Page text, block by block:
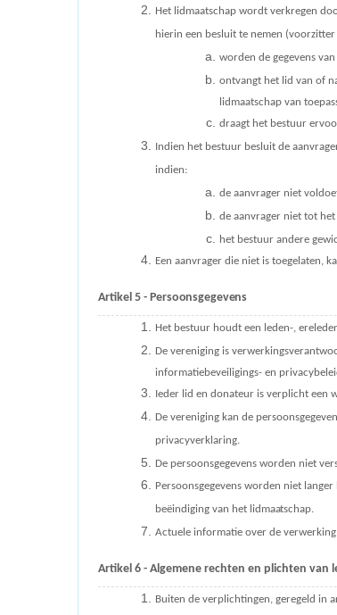
Het lidmaatschap wordt verkregen
hierin een besluit te nemen
worden de gegevens
ontvangt het lid van of
lidmaatschap van
draagt het bestuur
Indien het bestuur besluit de
indien:
de aanvrager niet
de aanvrager niet tot
het bestuur andere
Een aanvrager die niet is toegelaten,
Artikel 5 -Persoonsgegevens
Het bestuur houdt een leden-,
De vereniging is
informatiebeveiligings- en
Ieder lid en donateur is verplicht een
De vereniging kan de
privacyverklaring.
De persoonsgegevens worden niet
Persoonsgegevens worden niet
beëindiging van het lidmaatschap.
Actuele informatie over de
Artikel 6 - Algemene rechten en plichten van
Buiten de verplichtingen, geregeld in